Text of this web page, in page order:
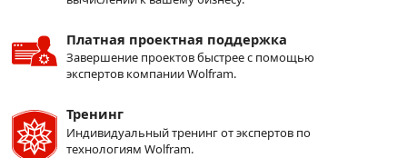
Платная проектная поддержка
Завершение проектов быстрее с помощью
экспертов компании Wolfram.
Тренинг
Индивидуальный тренинг от экспертов по
технологиям Wolfram.